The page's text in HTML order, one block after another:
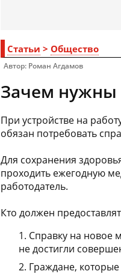
Статьи > Общество
Автор: Роман Агдамов
Зачем нужны
При устройстве на
обязан потребовать
Для сохранения
проходить ежегодную
работодатель.
Кто должен
Справку на новое
не достигли
Граждане, которые